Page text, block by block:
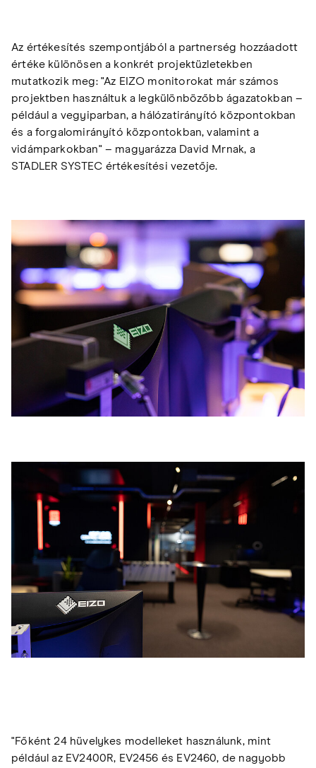
Az értékesítés szempontjából a partnerség hozzáadott
értéke különösen a konkrét projektüzletekben
mutatkozik meg: "Az EIZO monitorokat már számos
projektben használtuk a legkülönbözőbb ágazatokban –
például a vegyiparban, a hálózatirányító központokban
és a forgalomirányító központokban, valamint a
vidámparkokban" – magyarázza David Mrnak, a
STADLER SYSTEC értékesítési vezetője.
"Főként 24 hüvelykes modelleket használunk, mint
például az EV2400R, EV2456 és EV2460, de nagyobb